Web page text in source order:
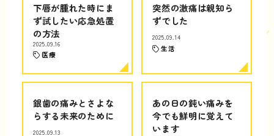
下唇が腫れた時にま
ず試したい応急処置
の方法
2025.09.16
医療
突然の激痛は親知ら
ずでした
2025.09.14
生活
銀歯の痛みとさよな
らする未来のために
2025.09.13
あの日の鈍い痛みを
今でも鮮明に覚えて
います